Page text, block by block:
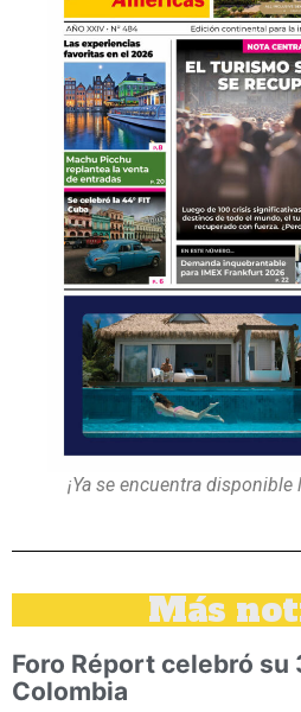
¡Ya se encuentra
Más
Foro Réport celebró su
Colombia